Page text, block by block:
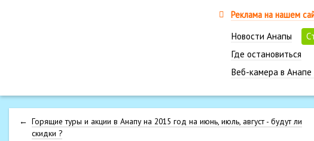
Реклама на нашем
Новости Анапы
Где остановиться
Веб-камера в Анапе
← Горящие туры и акции в Анапу на 2015 год на июнь, июль, август - будут ли
скидки ?